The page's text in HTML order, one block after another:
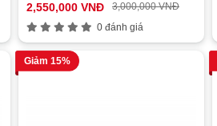
2,550,000 VNĐ
3,000,000 VNĐ
0 đánh giá
Giảm 15%